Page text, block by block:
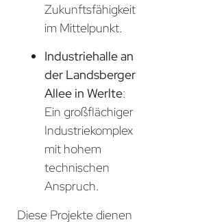
Zukunftsfähigkeit
im Mittelpunkt.
Industriehalle an
der Landsberger
Allee in Werlte:
Ein großflächiger
Industriekomplex
mit hohem
technischen
Anspruch.
Diese Projekte dienen